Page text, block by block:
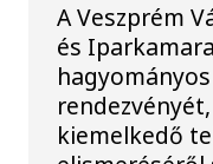
A Veszprém
és
kiemelkedő